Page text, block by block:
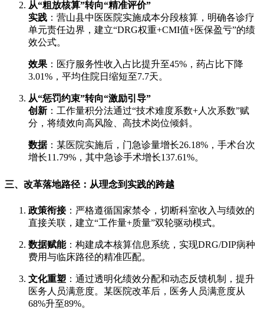
从“粗放核算”转向“精准评价”
实践 ：营山县中医医院实施成本分段核算，明确各诊疗
单元责任边界，建立“DRG权重+CMI值+医保盈亏”的绩
效公式。
效果 ：医疗服务性收入占比提升至45%，药占比下降
3.01%，平均住院日缩短至7.7天。
从“惩罚约束”转向“激励引导”
创新 ：工作量积分法通过“技术难度系数+人次系数”赋
分，将绩效向高风险、高技术岗位倾斜。
数据：某医院实施后，门急诊量增长26.18%，手术台次
增长11.79%，其中急诊手术增长137.61%。
三、改革落地路径：从理念到实践的跨越
政策衔接：严格遵循国家禁令，切断科室收入与绩效的
直接关联，建立“工作量+质量”双轮驱动模式。
数据赋能：构建成本核算信息系统，实现DRG/DIP病种
费用与临床路径的精准匹配。
文化重塑 ：通过透明化绩效分配和动态反馈机制，提升
医务人员满意度。某医院改革后，医务人员满意度从
68%升至89%。